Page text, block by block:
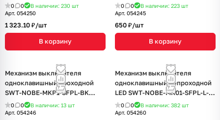
MKX1-SFPL-GD (230V, 10A)
(Arlight, Золотой песок)
0 0 В наличии: 230 шт
Арт. 054250
1 323.10 ₽/шт
В корзину
(230V, 10A) (Arlight, Серый
базальт)
0 0 В наличии: 223 шт
Арт. 054245
650 ₽/шт
В корзину
Механизм выключателя
одноклавишный проходной
SWT-NOBE-MKP1-SFPL-BK
(230V, 10A) (Arlight, Черный
оникс)
0 0 В наличии: 13 шт
Арт. 054246
Механизм выключателя
одноклавишный непроходной
LED SWT-NOBE-MK01-SFPL-L-
GR (230V, 10A) (Arlight, Серый
базальт)
0 0 В наличии: 382 шт
Арт. 054260